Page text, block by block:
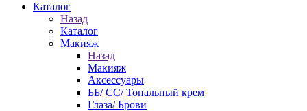
Каталог
Назад
Каталог
Макияж
Назад
Макияж
Аксессуары
ББ/ СС/ Тональный крем
Глаза/ Брови